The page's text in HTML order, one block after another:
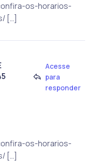
os-horarios-
[…]
Acesse
para
responder
os-horarios-
[…]